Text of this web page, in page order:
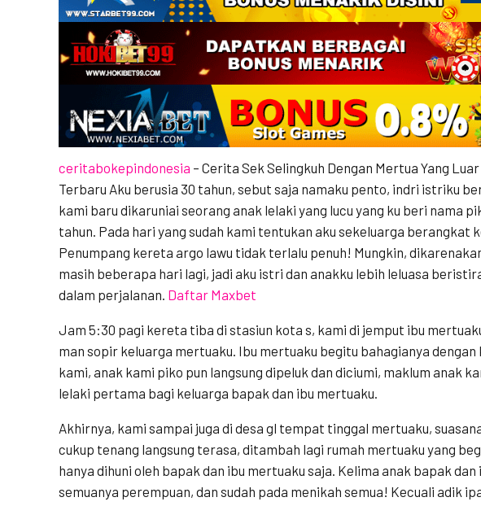
ceritabokepindonesia – Cerita Sek Selingkuh Dengan Mertua Yang
Terbaru Aku berusia 30 tahun, sebut saja namaku pento, indri istriku
kami baru dikaruniai seorang anak lelaki yang lucu yang ku beri nama
tahun. Pada hari yang sudah kami tentukan aku sekeluarga berangkat
Penumpang kereta argo lawu tidak terlalu penuh! Mungkin,
masih beberapa hari lagi, jadi aku istri dan anakku lebih leluasa
dalam perjalanan. Daftar Maxbet
Jam 5:30 pagi kereta tiba di stasiun kota s, kami di jemput ibu
man sopir keluarga mertuaku. Ibu mertuaku begitu bahagianya dengan
kami, anak kami piko pun langsung dipeluk dan diciumi, maklum anak
lelaki pertama bagi keluarga bapak dan ibu mertuaku.
Akhirnya, kami sampai juga di desa gl tempat tinggal mertuaku,
cukup tenang langsung terasa, ditambah lagi rumah mertuaku yang
hanya dihuni oleh bapak dan ibu mertuaku saja. Kelima anak bapak
semuanya perempuan, dan sudah pada menikah semua! Kecuali adik